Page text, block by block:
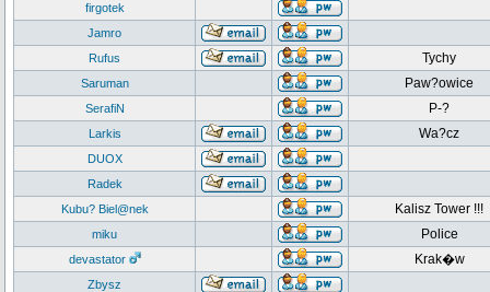
firgotek
Jamro
Rufus
Tychy
Saruman Paw?owice
SerafiN P-?
Larkis Wa?cz
DUOX
Radek
Kubu? Biel@nek
Kalisz Tower !!!
miku Police
devastator Krak�w
Zbysz